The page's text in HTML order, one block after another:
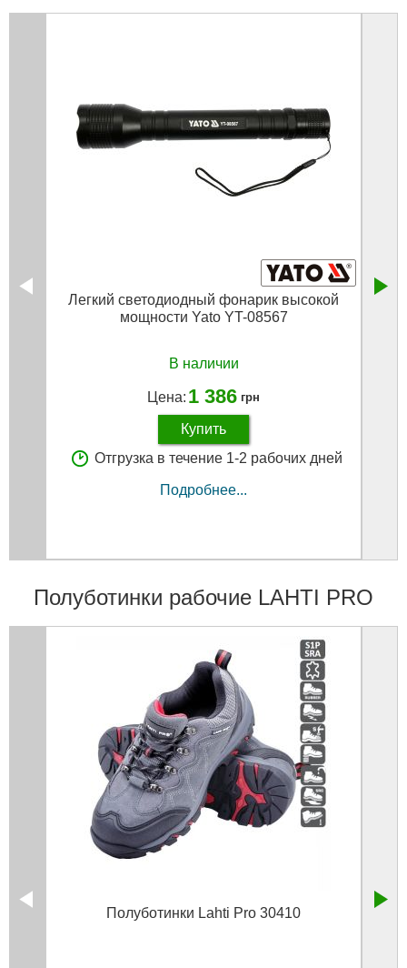
Легкий светодиодный фонарик высокой
мощности Yato YT-08567
В наличии
Цена: 1 386 грн
Купить
Отгрузка в течение 1-2 рабочих дней
Подробнее...
Полуботинки рабочие LAHTI PRO
Полуботинки Lahti Pro 30410